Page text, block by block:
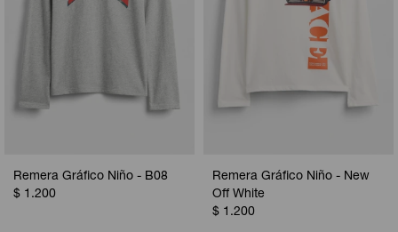
Remera Gráfico Niño - B08
$ 1.200
Remera Gráfico Niño - New
Off White
$ 1.200